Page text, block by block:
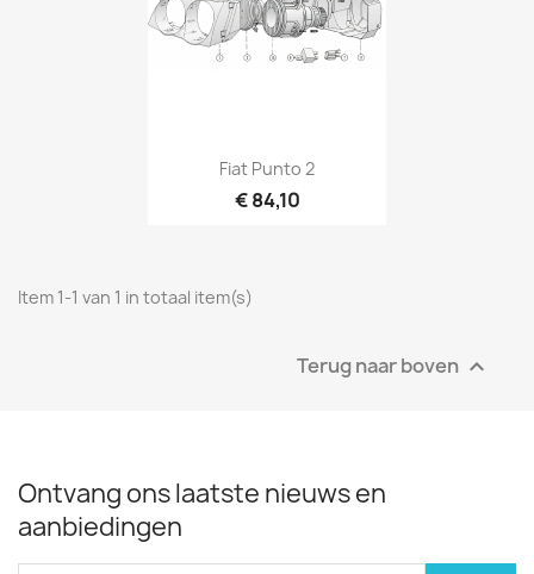
Fiat Punto 2
€ 84,10
Item 1-1 van 1 in totaal item(s)
Terug naar boven 
Ontvang ons laatste nieuws en
aanbiedingen